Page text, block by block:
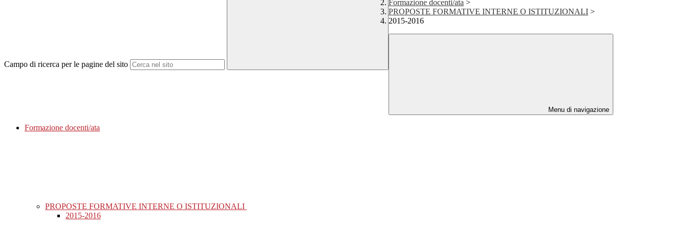
Campo di ricerca per le pagine del sito
Formazione docenti/ata >
PROPOSTE FORMATIVE INTERNE O ISTITUZIONALI >
2015-2016
Menu di navigazione
Formazione docenti/ata
PROPOSTE FORMATIVE INTERNE O ISTITUZIONALI
2015-2016